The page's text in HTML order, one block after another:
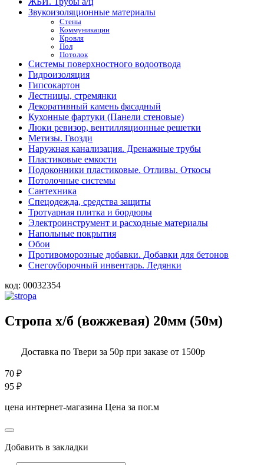
Звукоизоляционные материалы
Стены
Коммуникации
Кровля
Пол
Потолок
Системы поверхностного водоотвода
Гидроизоляция
Гипсокартон
Лестницы, стремянки
Декоративный камень фасадный
Кухонные фартуки (Панели стеновые)
Люки ревизор, вентилляционные решетки
Метизы. Гвозди
Наружная канализация. Дренажные трубы
Пластиковые емкости
Подоконники пластиковые. Отливы. Откосы
Потолочные системы
Сантехника
Спецодежда, средства защиты
Тротуарная плитка и бордюры
Электроинструмент и расходные материалы
Напольные покрытия
Обои
Противоморозные добавки. Добавки для бетонов
Снегоуборочный инвентарь. Ледянки
код: 00032354
Стропа х/б (вожжевая) 20мм (50м)
Доставка по Твери за 50р при заказе от 1500р
70 ₽
95 ₽
цена интернет-магазина Цена за пог.м
Добавить в закладки